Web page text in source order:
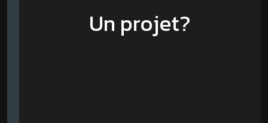
Un projet?